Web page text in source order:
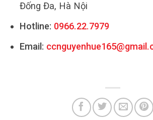
Đống Đa, Hà Nội
Hotline: 0966.22.7979
Email: